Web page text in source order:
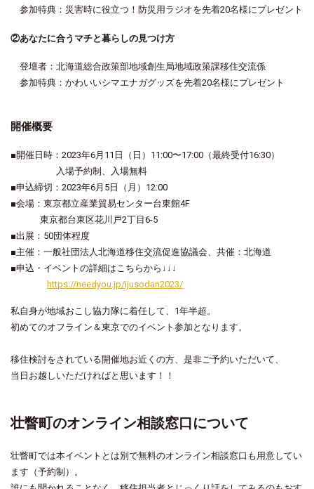
参加特典：災害時に役立つ！防災用ラジオを先着20名様にプレゼント
②あなたに合うマチと暮らしの見つけ方
登壇者：北海道総合政策部地域創生局地域政策課移住交流係
参加特典：かわいいシマエナガグッズを先着20名様にプレゼント
開催概要
■開催日時：2023年6月11日（日）11:00〜17:00（最終受付16:30）
入場予約制、入場無料
■申込締切：2023年6月5日（月）12:00
■会場：東京都立産業貿易センター台東館4F
東京都台東区花川戸2丁目6-5
■出展：50団体程度
■主催：一般社団法人北海道移住交流促進協議会、共催：北海道
■申込・イベントの詳細はこちらから↓↓↓
https://needyou.jp/ijusodan2023/
私自身が地域おこし協力隊に着任して、1年半超。
初めてのオフライン＆東京でのイベント参加となります。
移住検討をされている開催地お近くの方、是非ご予約いただいて、
当日お越しいただければと思います！！
壮瞥町のオンライン相談窓口について
壮瞥町では本イベントとは別で無料のオンライン相談窓口も用意してい
ます（予約制）。